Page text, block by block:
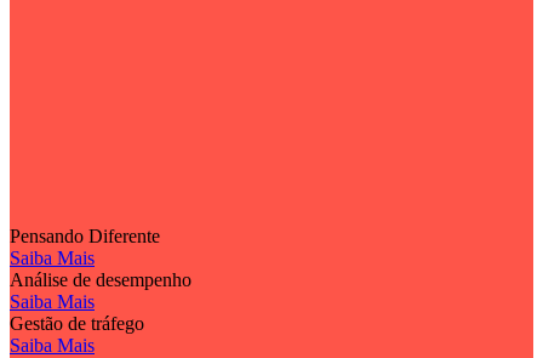
Pensando Diferente
Saiba Mais
Análise de desempenho
Saiba Mais
Gestão de tráfego
Saiba Mais